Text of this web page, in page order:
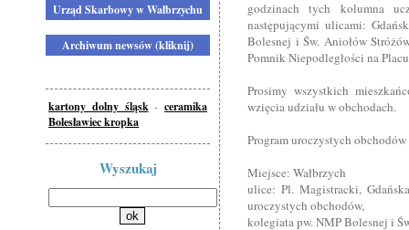
Urząd Skarbowy w Wałbrzychu
Archiwum newsów (kliknij)
kartony dolny śląsk - ceramika
Bolesławiec kropka
Wyszukaj
godzinach tych kolumna
następującymi ulicami:
Bolesnej i Św. Aniołów
Pomnik Niepodległości na
Prosimy wszystkich
wzięcia udziału w obchodach.
Program uroczystych
Miejsce: Wałbrzych
ulice: Pl. Magistracki,
uroczystych obchodów,
kolegiata pw. NMP Bolesnej i